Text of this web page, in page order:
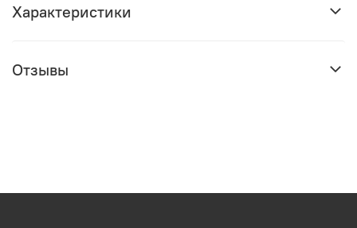
Характеристики
Отзывы